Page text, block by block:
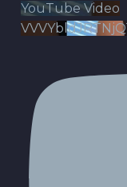
YouTube Video